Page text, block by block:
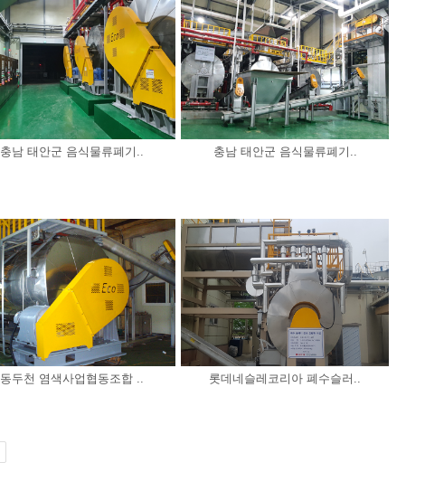
충남 태안군 음식물류폐기.. 충남 태안군 음식물류폐기..
동두천 염색사업협동조합 .. 롯데네슬레코리아 폐수슬러..